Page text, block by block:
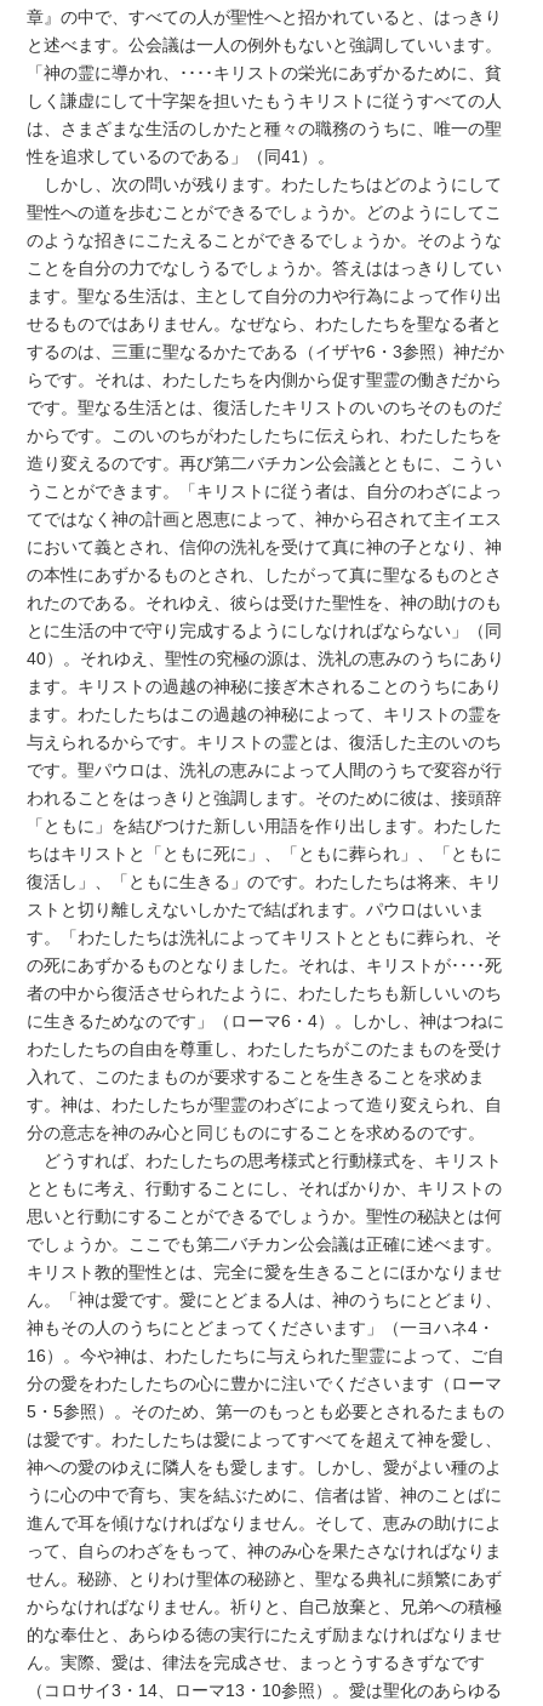
章』の中で、すべての人が聖性へと招かれていると、はっきり
と述べます。公会議は一人の例外もないと強調していいます。
「神の霊に導かれ、････キリストの栄光にあずかるために、貧
しく謙虚にして十字架を担いたもうキリストに従うすべての人
は、さまざまな生活のしかたと種々の職務のうちに、唯一の聖
性を追求しているのである」（同41）。
しかし、次の問いが残ります。わたしたちはどのようにして
聖性への道を歩むことができるでしょうか。どのようにしてこ
のような招きにこたえることができるでしょうか。そのような
ことを自分の力でなしうるでしょうか。答えははっきりしてい
ます。聖なる生活は、主として自分の力や行為によって作り出
せるものではありません。なぜなら、わたしたちを聖なる者と
するのは、三重に聖なるかたである（イザヤ6・3参照）神だか
らです。それは、わたしたちを内側から促す聖霊の働きだから
です。聖なる生活とは、復活したキリストのいのちそのものだ
からです。このいのちがわたしたちに伝えられ、わたしたちを
造り変えるのです。再び第二バチカン公会議とともに、こうい
うことができます。「キリストに従う者は、自分のわざによっ
てではなく神の計画と恩恵によって、神から召されて主イエス
において義とされ、信仰の洗礼を受けて真に神の子となり、神
の本性にあずかるものとされ、したがって真に聖なるものとさ
れたのである。それゆえ、彼らは受けた聖性を、神の助けのも
とに生活の中で守り完成するようにしなければならない」（同
40）。それゆえ、聖性の究極の源は、洗礼の恵みのうちにあり
ます。キリストの過越の神秘に接ぎ木されることのうちにあり
ます。わたしたちはこの過越の神秘によって、キリストの霊を
与えられるからです。キリストの霊とは、復活した主のいのち
です。聖パウロは、洗礼の恵みによって人間のうちで変容が行
われることをはっきりと強調します。そのために彼は、接頭辞
「ともに」を結びつけた新しい用語を作り出します。わたした
ちはキリストと「ともに死に」、「ともに葬られ」、「ともに
復活し」、「ともに生きる」のです。わたしたちは将来、キリ
ストと切り離しえないしかたで結ばれます。パウロはいいま
す。「わたしたちは洗礼によってキリストとともに葬られ、そ
の死にあずかるものとなりました。それは、キリストが････死
者の中から復活させられたように、わたしたちも新しいいのち
に生きるためなのです」（ローマ6・4）。しかし、神はつねに
わたしたちの自由を尊重し、わたしたちがこのたまものを受け
入れて、このたまものが要求することを生きることを求めま
す。神は、わたしたちが聖霊のわざによって造り変えられ、自
分の意志を神のみ心と同じものにすることを求めるのです。
どうすれば、わたしたちの思考様式と行動様式を、キリスト
とともに考え、行動することにし、そればかりか、キリストの
思いと行動にすることができるでしょうか。聖性の秘訣とは何
でしょうか。ここでも第二バチカン公会議は正確に述べます。
キリスト教的聖性とは、完全に愛を生きることにほかなりませ
ん。「神は愛です。愛にとどまる人は、神のうちにとどまり、
神もその人のうちにとどまってくださいます」（一ヨハネ4・
16）。今や神は、わたしたちに与えられた聖霊によって、ご自
分の愛をわたしたちの心に豊かに注いでくださいます（ローマ
5・5参照）。そのため、第一のもっとも必要とされるたまもの
は愛です。わたしたちは愛によってすべてを超えて神を愛し、
神への愛のゆえに隣人をも愛します。しかし、愛がよい種のよ
うに心の中で育ち、実を結ぶために、信者は皆、神のことばに
進んで耳を傾けなければなりません。そして、恵みの助けによ
って、自らのわざをもって、神のみ心を果たさなければなりま
せん。秘跡、とりわけ聖体の秘跡と、聖なる典礼に頻繁にあず
からなければなりません。祈りと、自己放棄と、兄弟への積極
的な奉仕と、あらゆる徳の実行にたえず励まなければなりませ
ん。実際、愛は、律法を完成させ、まっとうするきずなです
（コロサイ3・14、ローマ13・10参照）。愛は聖化のあらゆる